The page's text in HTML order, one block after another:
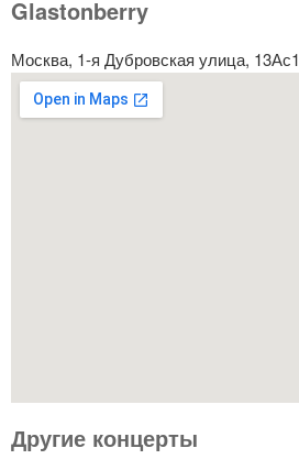
Glastonberry
Москва, 1-я Дубровская улица, 13Ас1
Другие концерты